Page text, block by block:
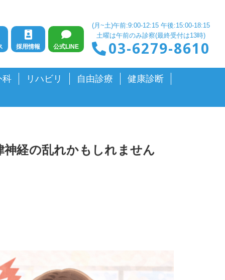
採用情報 公式LINE
(月~土)午前:9:00-12:15 午後:15:00-18:15
土曜は午前のみ診察(最終受付は13時)
03-6279-8610
科 リハビリ 自由診療 健康診断
経の乱れかもしれません